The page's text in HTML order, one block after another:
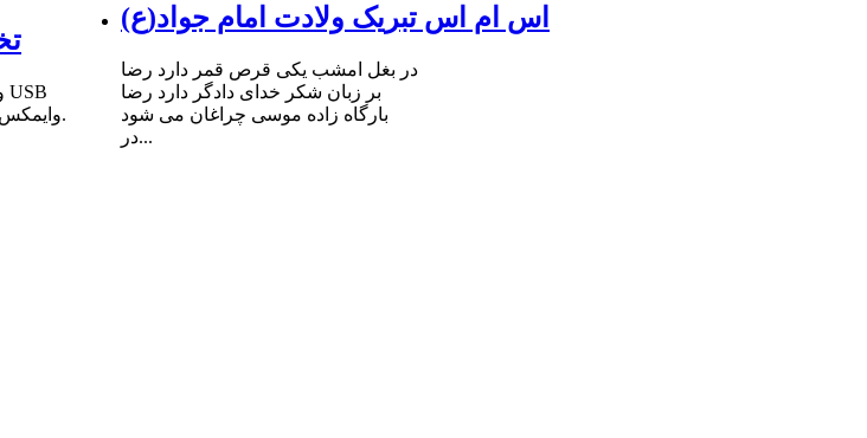
وایمکس خود به مناسبت فرارسیدن سالروز میلاد مبارک حضرت امام علی (ع) و روز پدر خبر داد.
اس ام اس تبریک ولادت امام جواد(ع)
در بغل امشب یکى قرص قمر دارد رضا
بر زبان شکر خداى دادگر دارد رضا
بارگاه زاده موسى چراغان مى شود
در...